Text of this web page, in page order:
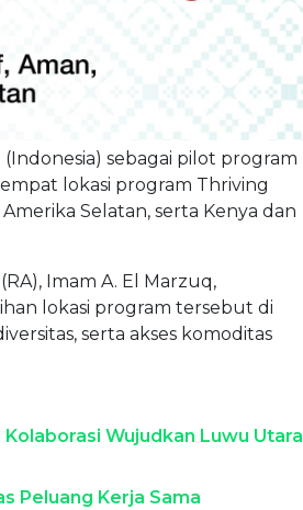
(Indonesia) sebagai pilot program
lokasi program Thriving
Selatan, serta Kenya dan
Imam A. El Marzuq,
lokasi program tersebut di
serta akses komoditas
Wujudkan Luwu Utara
Peluang Kerja Sama